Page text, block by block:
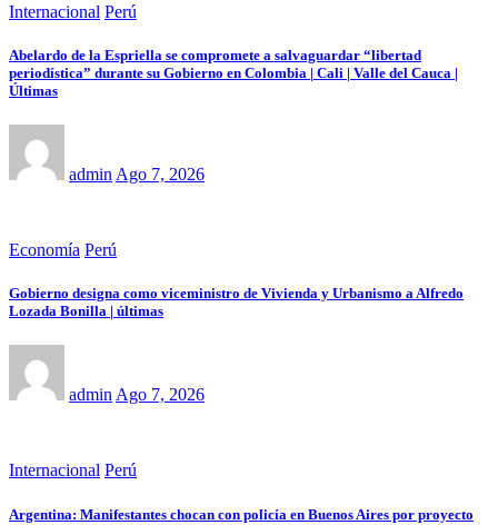
Internacional Perú
Abelardo de la Espriella se compromete a salvaguardar “libertad
periodística” durante su Gobierno en Colombia | Cali | Valle del Cauca |
Últimas
admin Ago 7, 2026
Economía Perú
Gobierno designa como viceministro de Vivienda y Urbanismo a Alfredo
Lozada Bonilla | últimas
adminAgo 7, 2026
Internacional Perú
Argentina: Manifestantes chocan con policía en Buenos Aires por proyecto